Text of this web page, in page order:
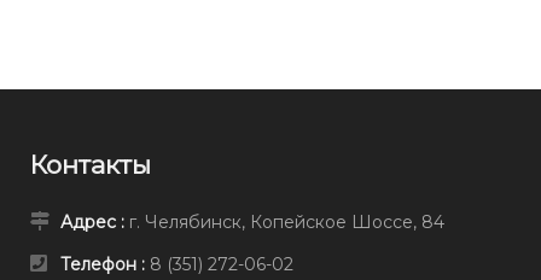
Контакты
Адрес : г. Челябинск, Копейское Шоссе, 84
Телефон : 8 (351) 272-06-02